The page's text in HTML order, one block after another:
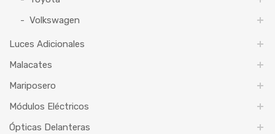
Volkswagen
Luces Adicionales
Malacates
Mariposero
Módulos Eléctricos
Ópticas Delanteras